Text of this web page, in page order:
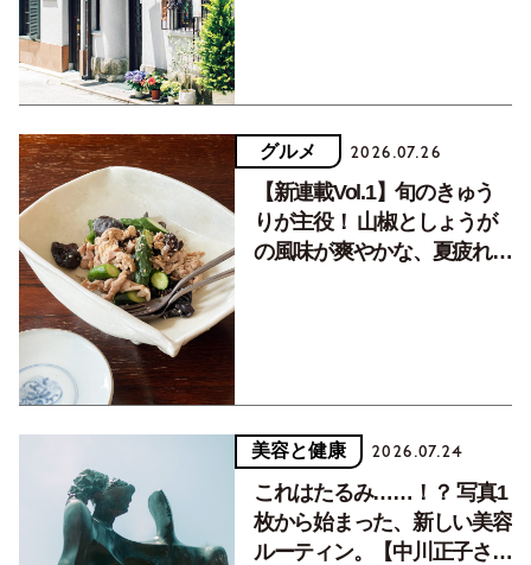
グルメ 2026.07.26
【新連載Vol.1】旬のきゅう
りが主役！ 山椒としょうが
の風味が爽やかな、夏疲れを
美容と健康 2026.07.24
これはたるみ……！？ 写真1
枚から始まった、新しい美容
ルーティン。【中川正子さん